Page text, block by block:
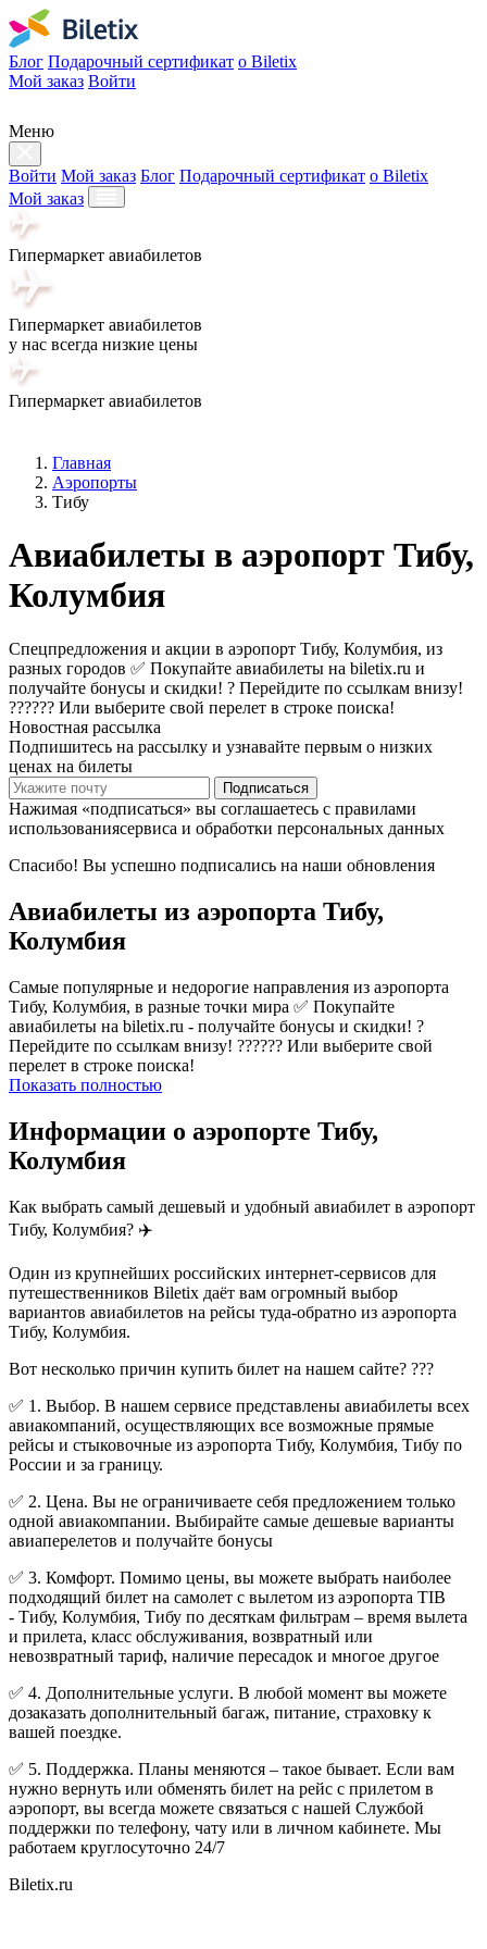
Блог Подарочный сертификат о Biletix
Мой заказ Войти
Меню
Войти Мой заказ Блог Подарочный сертификат о Biletix
Мой заказ
Гипермаркет авиабилетов
Гипермаркет авиабилетов
у нас всегда низкие цены
Гипермаркет авиабилетов
Главная
Аэропорты
Тибу
Авиабилеты в аэропорт Тибу,
Колумбия
Спецпредложения и акции в аэропорт Тибу, Колумбия, из
разных городов ✅ Покупайте авиабилеты на biletix.ru и
получайте бонусы и скидки! ? Перейдите по ссылкам внизу!
?????? Или выберите свой перелет в строке поиска!
Новостная рассылка
Подпишитесь на рассылку и узнавайте первым о низких
ценах на билеты
Подписаться
Нажимая «подписаться» вы соглашаетесь с правилами
использованиясервиса и обработки персональных данных
Спасибо! Вы успешно подписались на наши обновления
Авиабилеты из аэропорта Тибу,
Колумбия
Самые популярные и недорогие направления из аэропорта
Тибу, Колумбия, в разные точки мира ✅ Покупайте
авиабилеты на biletix.ru - получайте бонусы и скидки! ?
Перейдите по ссылкам внизу! ?????? Или выберите свой
перелет в строке поиска!
Показать полностью
Информации о аэропорте Тибу,
Колумбия
Как выбрать самый дешевый и удобный авиабилет в аэропорт
Тибу, Колумбия? ✈️
Один из крупнейших российских интернет-сервисов для
путешественников Biletix даёт вам огромный выбор
вариантов авиабилетов на рейсы туда-обратно из аэропорта
Тибу, Колумбия.
Вот несколько причин купить билет на нашем сайте? ???
✅ 1. Выбор. В нашем сервисе представлены авиабилеты всех
авиакомпаний, осуществляющих все возможные прямые
рейсы и стыковочные из аэропорта Тибу, Колумбия, Тибу по
России и за границу.
✅ 2. Цена. Вы не ограничиваете себя предложением только
одной авиакомпании. Выбирайте самые дешевые варианты
авиаперелетов и получайте бонусы
✅ 3. Комфорт. Помимо цены, вы можете выбрать наиболее
подходящий билет на самолет с вылетом из аэропорта TIB
- Тибу, Колумбия, Тибу по десяткам фильтрам – время вылета
и прилета, класс обслуживания, возвратный или
невозвратный тариф, наличие пересадок и многое другое
✅ 4. Дополнительные услуги. В любой момент вы можете
дозаказать дополнительный багаж, питание, страховку к
вашей поездке.
✅ 5. Поддержка. Планы меняются – такое бывает. Если вам
нужно вернуть или обменять билет на рейс с прилетом в
аэропорт, вы всегда можете связаться с нашей Службой
поддержки по телефону, чату или в личном кабинете. Мы
работаем круглосуточно 24/7
Biletix.ru